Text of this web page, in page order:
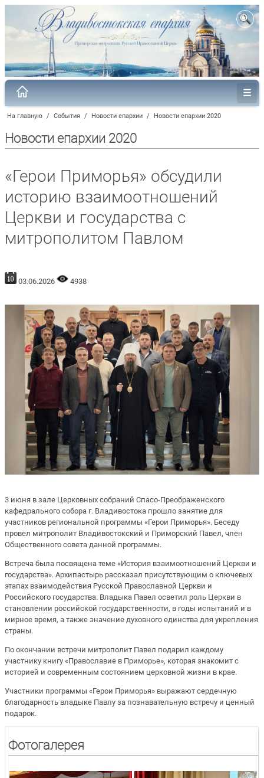
На главную / События / Новости епархии / Новости епархии 2020
Новости епархии 2020
«Герои Приморья» обсудили
историю взаимоотношений
Церкви и государства с
митрополитом Павлом
03.06.2026 4938
3 июня в зале Церковных собраний Спасо-Преображенского
кафедрального собора г. Владивостока прошло занятие для
участников региональной программы «Герои Приморья». Беседу
провел митрополит Владивостокский и Приморский Павел, член
Общественного совета данной программы.
Встреча была посвящена теме «История взаимоотношений Церкви и
государства». Архипастырь рассказал присутствующим о ключевых
этапах взаимодействия Русской Православной Церкви и
Российского государства. Владыка Павел осветил роль Церкви в
становлении российской государственности, в годы испытаний и в
мирное время, а также значение духовного единства для укрепления
страны.
По окончании встречи митрополит Павел подарил каждому
участнику книгу «Православие в Приморье», которая знакомит с
историей и современным состоянием церковной жизни в крае.
Участники программы «Герои Приморья» выражают сердечную
благодарность владыке Павлу за познавательную встречу и ценный
подарок.
Фотогалерея